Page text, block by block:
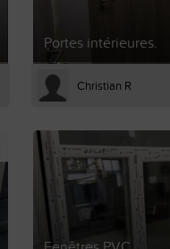
Portes intérieures.
Christian R